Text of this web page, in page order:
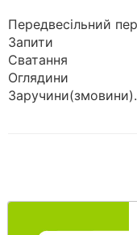
Передвесільний
Запити
Сватання
Оглядини
Заручини(змовини).